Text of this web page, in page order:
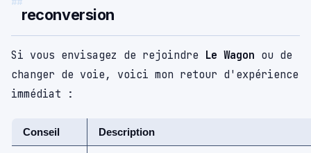
reconversion
Si vous envisagez de rejoindre Le Wagon ou de
changer de voie, voici mon retour d'expérience
immédiat :
Conseil Description